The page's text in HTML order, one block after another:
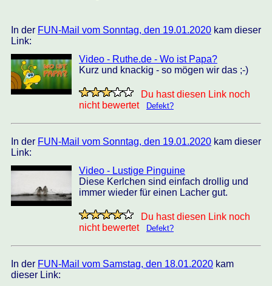
In der FUN-Mail vom Sonntag, den 19.01.2020 kam dieser
Link:
Video - Ruthe.de - Wo ist Papa?
Kurz und knackig - so mögen wir das ;-)
Du hast diesen Link noch
nicht bewertet
Defekt?
In der FUN-Mail vom Sonntag, den 19.01.2020 kam dieser
Link:
Video - Lustige Pinguine
Diese Kerlchen sind einfach drollig und
immer wieder für einen Lacher gut.
Du hast diesen Link noch
nicht bewertet
Defekt?
In der FUN-Mail vom Samstag, den 18.01.2020 kam
dieser Link: